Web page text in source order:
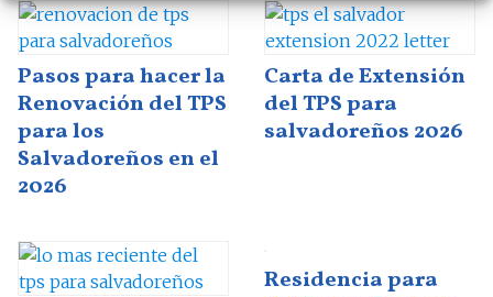
Pasos para hacer la
Renovación del TPS
para los
Salvadoreños en el
2026
Carta de Extensión
del TPS para
salvadoreños 2026
Residencia para